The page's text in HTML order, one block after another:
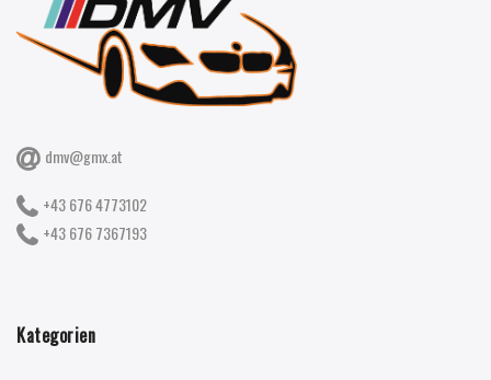
dmv@gmx.at
+43 676 4773102
+43 676 7367193
Kategorien